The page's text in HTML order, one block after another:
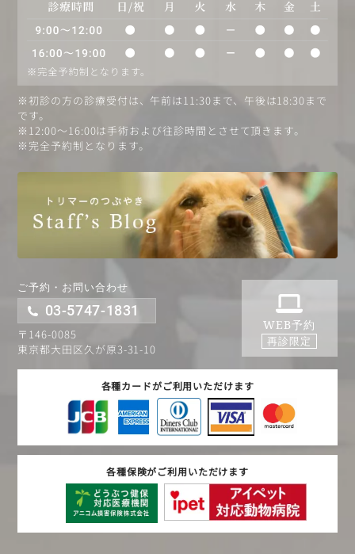
※初診の方の診療受付は、午前は11:30まで、午後は18:30まで
です。
※12:00〜16:00は手術および往診時間とさせて頂きます。
※完全予約制となります。
ご予約・お問い合わせ
03-5747-1831
〒146-0085
東京都大田区久が原3-31-10
WEB予約
再診限定
各種カードがご利用いただけます
各種保険がご利用いただけます